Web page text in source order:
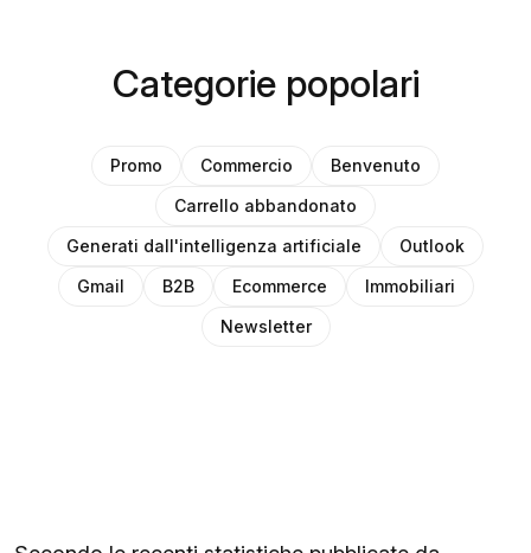
Categorie popolari
Promo Commercio
Benvenuto
Carrello abbandonato
Generati dall'intelligenza artificiale
Outlook
Gmail
B2B Ecommerce
Immobiliari
Newsletter